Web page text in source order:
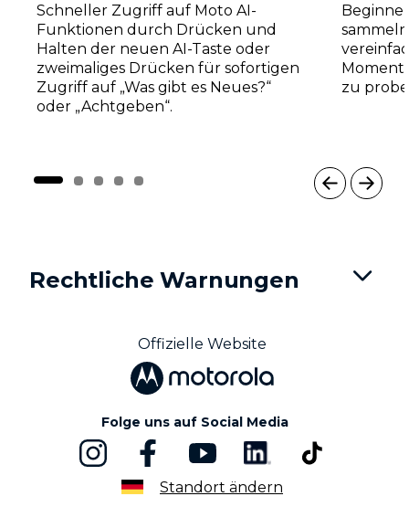
Schneller Zugriff auf Moto AI-
Funktionen durch Drücken und
Halten der neuen AI-Taste oder
zweimaliges Drücken für sofortigen
Zugriff auf „Was gibt es Neues?“
oder „Achtgeben“.
Beginne
zu
Rechtliche Warnungen
Offizielle Website
Folge uns auf Social Media
Standort ändern